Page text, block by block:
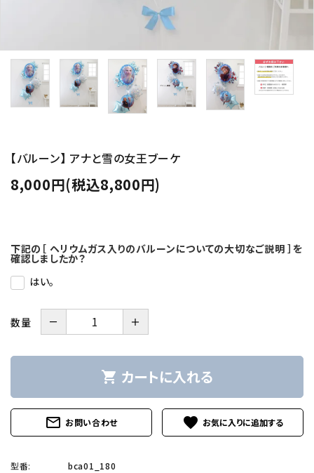
【バルーン】 アナと雪の女王ブーケ
8,000円(税込8,800円)
下記の［ ヘリウムガス入りのバルーンについての大切なご説明 ］を
確認しましたか？
はい。
数量 － ＋
shopping_cart カートに入れる
mail_outline お問い合わせ favorite
型番: bca01_180